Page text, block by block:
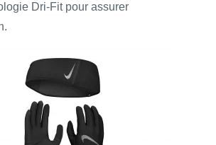
Dri-Fit pour assurer